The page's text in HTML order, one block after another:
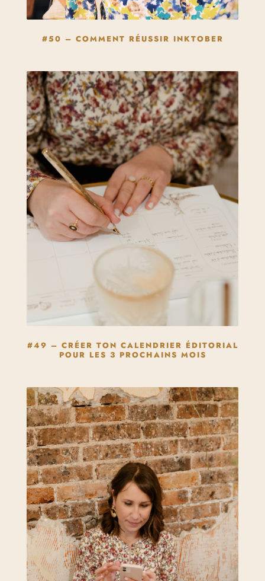
#50 – COMMENT RÉUSSIR INKTOBER
#49 – CRÉER TON CALENDRIER ÉDITORIAL
POUR LES 3 PROCHAINS MOIS